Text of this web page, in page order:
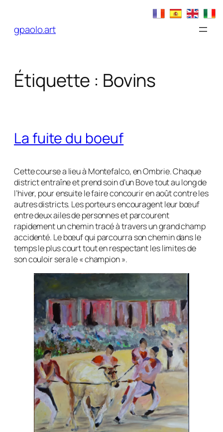
contenu
gpaolo.art
Étiquette : Bovins
La fuite du boeuf
Cette course a lieu à Montefalco, en Ombrie. Chaque
district entraîne et prend soin d’un Bove tout au long de
l’hiver, pour ensuite le faire concourir en août contre les
autres districts. Les porteurs encouragent leur bœuf
entre deux ailes de personnes et parcourent
rapidement un chemin tracé à travers un grand champ
accidenté. Le bœuf qui parcourra son chemin dans le
temps le plus court tout en respectant les limites de
son couloir sera le « champion ».